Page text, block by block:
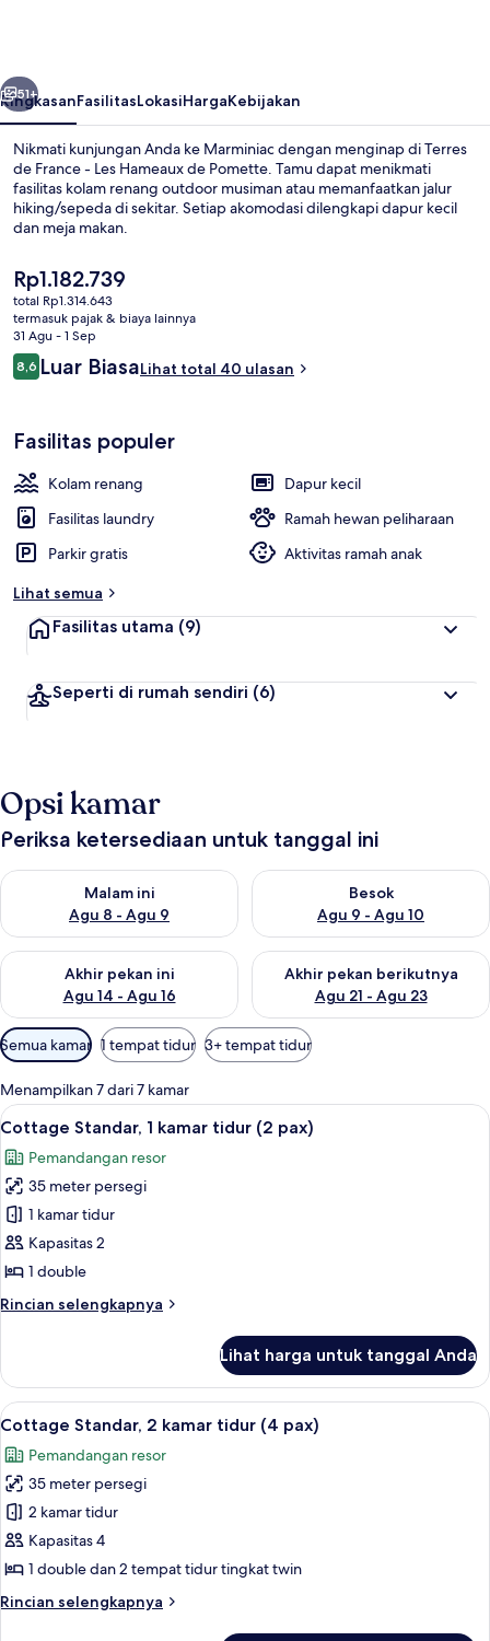
Hameaux
de
Pomette
Berikutnya
51+
RingkasanFasilitasLokasiHargaKebijakan
Nikmati kunjungan Anda ke Marminiac dengan menginap di Terres
de France - Les Hameaux de Pomette. Tamu dapat menikmati
fasilitas kolam renang outdoor musiman atau memanfaatkan jalur
hiking/sepeda di sekitar. Setiap akomodasi dilengkapi dapur kecil
dan meja makan.
Harga
saat
ini
Rp1.182.739
Rp1.182.739
total Rp1.314.643
termasuk pajak & biaya lainnya
31 Agu - 1 Sep
Ulasan
8,68,6 dari 10
Luar BiasaLihat total 40 ulasan
Fasilitas populer
Kolam renang
Dapur kecil
Fasilitas laundry
Ramah hewan peliharaan
Parkir gratis
Aktivitas ramah anak
Lihat semua
Fasilitas utama (9)
Seperti di rumah sendiri (6)
Opsi kamar
Periksa ketersediaan untuk tanggal ini
Malam ini
Agu 8 - Agu 9
Periksa ketersediaan untuk malam ini Agu 8 - Agu 9
Besok
Agu 9 - Agu 10
Periksa ketersediaan untuk
Akhir pekan ini
Agu 14 - Agu 16
Periksa ketersediaan untuk akhir pekan ini Agu 14 - Agu 16
Akhir pekan berikutnya
Agu 21 - Agu 23
Periksa ketersediaan untuk
Filter
tersedia
untuk
kamar
Semua kamar 1 tempat tidur 3+ tempat tidur
Menampilkan 7 dari 7 kamar
Lihat
semua
foto
untuk
Cottage
Standar,
1
tidur
14
Cottage Standar, 1 kamar tidur (2 pax)
Pemandangan resor
35 meter persegi
1 kamar tidur
Kapasitas 2
1 double
Rincian selengkapnya
Rincian
Cottage
Standar,
1
tidur
(2
pax)
Lihat harga untuk tanggal Anda
Lihat
semua
foto
untuk
Cottage
Standar,
2
tidur
17
Cottage Standar, 2 kamar tidur (4 pax)
Pemandangan resor
35 meter persegi
2 kamar tidur
Kapasitas 4
1 double dan 2 tempat tidur tingkat twin
Rincian selengkapnya
Rincian